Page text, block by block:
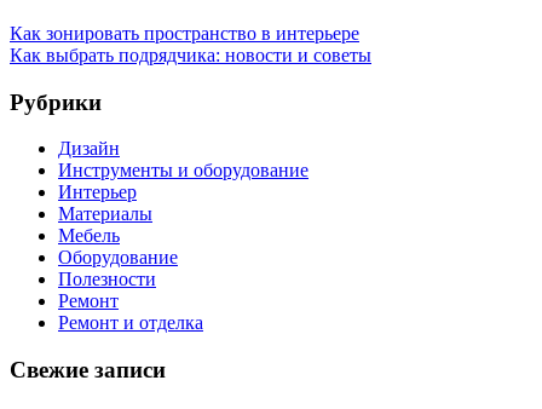
Как зонировать пространство в интерьере
Как выбрать подрядчика: новости и советы
Рубрики
Дизайн
Инструменты и оборудование
Интерьер
Материалы
Мебель
Оборудование
Полезности
Ремонт
Ремонт и отделка
Свежие записи